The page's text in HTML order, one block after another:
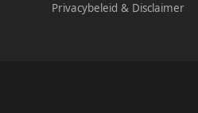
Privacybeleid & Disclaimer